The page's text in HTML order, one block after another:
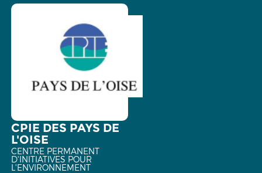
CPIE DES PAYS DE
L'OISE
CENTRE PERMANENT
D'INITIATIVES POUR
L'ENVIRONNEMENT